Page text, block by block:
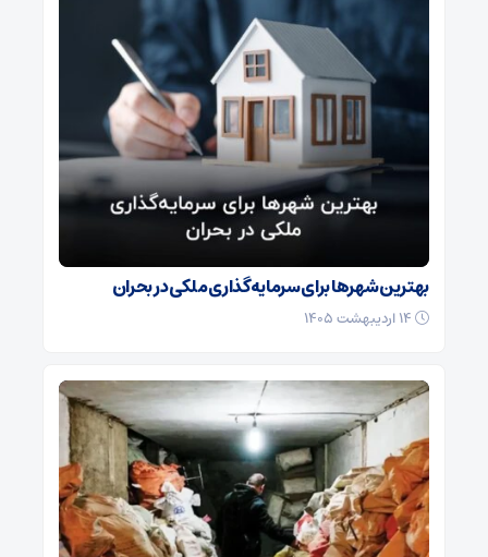
بهترین شهرها برای سرمایه‌گذاری ملکی در بحران